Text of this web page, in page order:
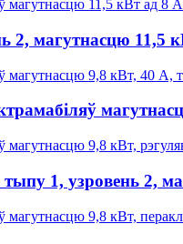
магутнасцю 11,5
1, узровень 2,